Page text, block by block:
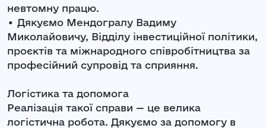
невтомну працю.
• Дякуємо Мендогралу Вадиму
Миколайовичу, Відділу інвестиційної політики,
проєктів та міжнародного співробітництва за
професійний супровід та сприяння.
Логістика та допомога
Реалізація такої справи — це велика
логістична робота. Дякуємо за допомогу в